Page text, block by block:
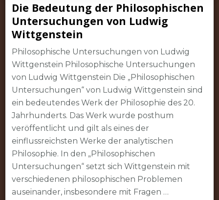
Die Bedeutung der Philosophischen
Untersuchungen von Ludwig
Wittgenstein
Philosophische Untersuchungen von Ludwig
Wittgenstein Philosophische Untersuchungen
von Ludwig Wittgenstein Die „Philosophischen
Untersuchungen“ von Ludwig Wittgenstein sind
ein bedeutendes Werk der Philosophie des 20.
Jahrhunderts. Das Werk wurde posthum
veröffentlicht und gilt als eines der
einflussreichsten Werke der analytischen
Philosophie. In den „Philosophischen
Untersuchungen“ setzt sich Wittgenstein mit
verschiedenen philosophischen Problemen
auseinander, insbesondere mit Fragen …